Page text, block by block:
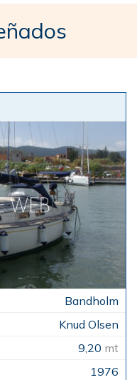
Bandholm
Knud Olsen
9,20 mt
1976